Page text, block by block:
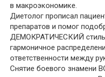
в макроэкономике.
Диетолог прописал
препаратов и помог
ДЕМОКРАТИЧЕСКИЙ стиль
гармоничное
ответственности между
Снятие боевого знамени